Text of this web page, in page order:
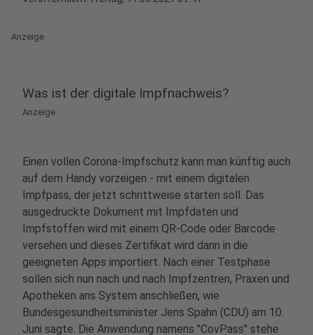
Anzeige
Was ist der digitale Impfnachweis?
Anzeige
Einen vollen Corona-Impfschutz kann man künftig auch
auf dem Handy vorzeigen - mit einem digitalen
Impfpass, der jetzt schrittweise starten soll. Das
ausgedruckte Dokument mit Impfdaten und
Impfstoffen wird mit einem QR-Code oder Barcode
versehen und dieses Zertifikat wird dann in die
geeigneten Apps importiert. Nach einer Testphase
sollen sich nun nach und nach Impfzentren, Praxen und
Apotheken ans System anschließen, wie
Bundesgesundheitsminister Jens Spahn (CDU) am 10.
Juni sagte. Die Anwendung namens "CovPass" stehe